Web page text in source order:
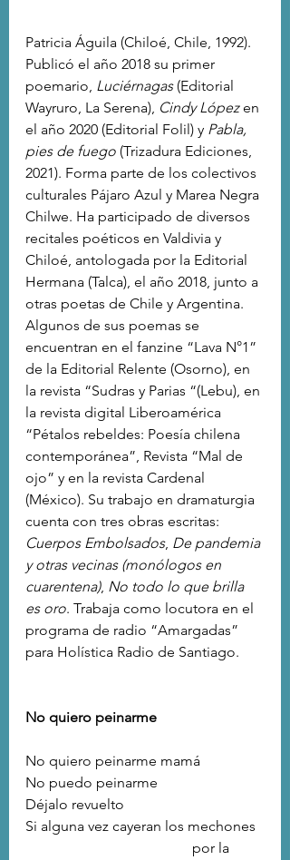
Patricia Águila (Chiloé, Chile, 1992).
Publicó el año 2018 su primer
poemario, Luciérnagas (Editorial
Wayruro, La Serena), Cindy López en
el año 2020 (Editorial Folil) y Pabla,
pies de fuego (Trizadura Ediciones,
2021). Forma parte de los colectivos
culturales Pájaro Azul y Marea Negra
Chilwe. Ha participado de diversos
recitales poéticos en Valdivia y
Chiloé, antologada por la Editorial
Hermana (Talca), el año 2018, junto a
otras poetas de Chile y Argentina.
Algunos de sus poemas se
encuentran en el fanzine “Lava N°1”
de la Editorial Relente (Osorno), en
la revista “Sudras y Parias “(Lebu), en
la revista digital Liberoamérica
“Pétalos rebeldes: Poesía chilena
contemporánea”, Revista “Mal de
ojo” y en la revista Cardenal
(México). Su trabajo en dramaturgia
cuenta con tres obras escritas:
Cuerpos Embolsados, De pandemia
y otras vecinas (monólogos en
cuarentena), No todo lo que brilla
es oro. Trabaja como locutora en el
programa de radio “Amargadas”
para Holística Radio de Santiago.
No quiero peinarme
No quiero peinarme mamá
No puedo peinarme
Déjalo revuelto
Si alguna vez cayeran los mechones